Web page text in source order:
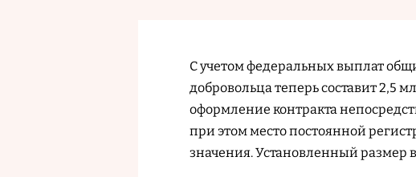
С учетом федеральных выплат
добровольца теперь составит 2,5
оформление контракта
при этом место постоянной
значения. Установленный размер